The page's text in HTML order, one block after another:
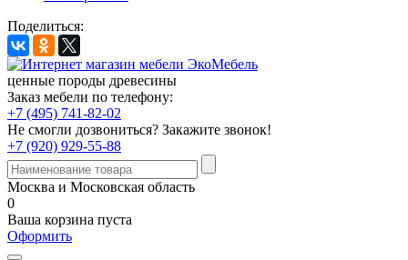
Поделиться:
ценные породы древесины
Заказ мебели по телефону:
+7 (495) 741-82-02
Не смогли дозвониться? Закажите звонок!
+7 (920) 929-55-88
Москва и Московская область
0
Ваша корзина пуста
Оформить